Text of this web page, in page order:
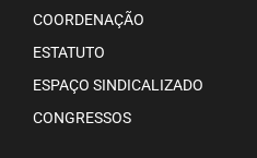
COORDENAÇÃO
ESTATUTO
ESPAÇO SINDICALIZADO
CONGRESSOS